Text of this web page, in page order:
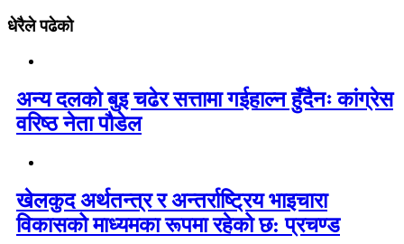
धेरैले पढेको
अन्य दलको बुइ चढेर सत्तामा गईहाल्न हुँदैनः कांग्रेस
वरिष्ठ नेता पौडेल
खेलकुद अर्थतन्त्र र अन्तर्राष्ट्रिय भाइचारा
विकासको माध्यमका रूपमा रहेको छ: प्रचण्ड